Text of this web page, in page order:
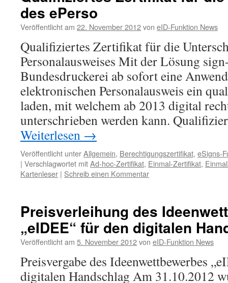
des ePerso
Veröffentlicht am 22. November 2012von eID-Funktion News
Qualifiziertes Zertifikat für die
Personalausweises Mit der Lösung
Bundesdruckerei ab sofort eine
elektronischen Personalausweis ein
laden, mit welchem ab 2013 digital
unterschrieben werden kann.
Weiterlesen →
Veröffentlicht unterAllgemein, Berechtigungszertifikat, eSigns-
| Verschlagwortet mitAd-hoc-Zertifikat, Einmal-Zertifikat,
Kartenleser | Schreib einen Kommentar
Preisverleihung des
„eIDEE“ für den digitalen
Veröffentlicht am 5. November 2012von eID-Funktion News
Preisvergabe des Ideenwettbewerbes
digitalen Handschlag Am 31.10.2012